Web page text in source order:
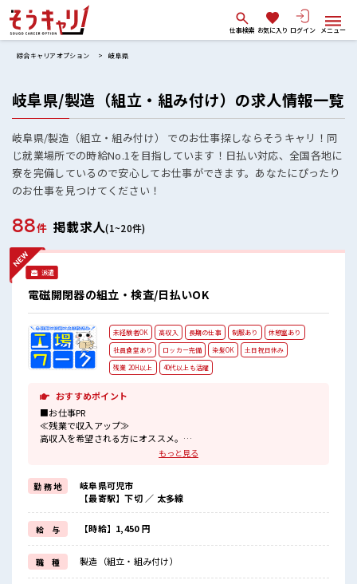
仕事検索 お気に入り ログイン メニュー
綜合キャリアオプション 岐阜県
岐阜県/製造（組立・組み付け）の求人情報一覧
岐阜県/製造（組立・組み付け） でのお仕事探しならそうキャリ！同
じ就業場所での時給No.1を目指しています！日払い対応、全国各地に
寮を完備しているので安心してお仕事ができます。あなたにぴったり
のお仕事を見つけてください！
88件 掲載求人(1~20件)
派遣
電磁開閉器の組立・検査/日払いOK
未経験者OK 高収入 長期の仕事 制服あり
休憩室あり
社員食堂あり
ロッカー完備 染髪OK
土日祝日休み
残業 20H以上
40代以上も活躍
おすすめポイント
■お仕事PR
≪残業で収入アップ≫
高収入を希望される方にオススメ。
残業は月20時間以上あります♪
週末は家族や友人と一緒にプライベート満喫！
≪ヘアカラーOKで自由な雰囲気の職場≫
明るすぎたり奇抜でなければ基本的に自由！
(規定有)制服があると毎日の服選びに悩まずOK♪
≪未経験でも活躍できる≫
新しいことにチャレンジするのは不安だけど、
しっかり働く環境が整っています！
イチからスキルUP・ステップUP目指していきましょう！
もっと見る
勤 務 地
岐阜県可児市
【最寄駅】下切 ／ 太多線
給 与 【時給】1,450 円
職 種 製造（組立・組み付け）